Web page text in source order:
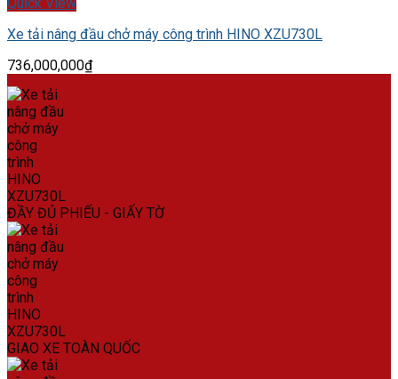
Xe tải nâng đầu chở máy công trình HINO XZU730L
736,000,000₫
ĐẦY ĐỦ PHIẾU - GIẤY TỜ
GIAO XE TOÀN QUỐC